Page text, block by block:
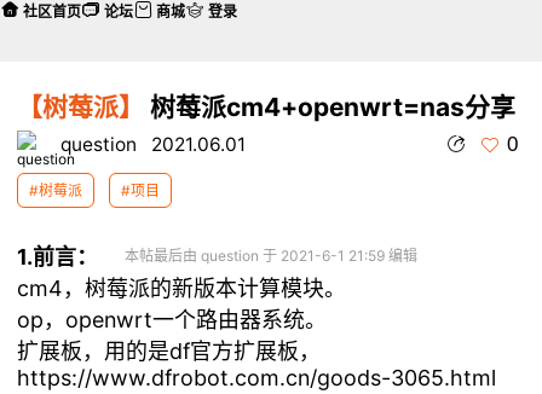
【树莓派】 树莓派cm4+openwrt=nas分享
question 2021.06.01 0
#树莓派 #项目
本帖最后由 question 于 2021-6-1 21:59 编辑
1.前言：
cm4，树莓派的新版本计算模块。
op，openwrt一个路由器系统。
扩展板，用的是df官方扩展板，
https://www.dfrobot.com.cn/goods-3065.html
社区首页 论坛 商城 登录